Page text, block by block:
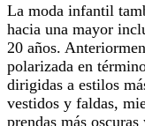
La moda infantil
hacia una mayor
20 años.
polarizada en
dirigidas a estilos
vestidos y faldas,
prendas más